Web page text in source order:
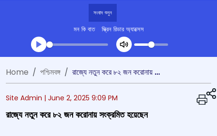
সংবাদ শুনুন
মন কি বাত স্ক্রিন রিডার অ্যাক্সেস
Transcript summary
প্লে করুন অডিও
Home পশ্চিমবঙ্গ রাজ্যে নতুন করে ৮২ জন করোনায় সংক্রমিত হয়েছেন
Site Admin | June 2, 2025 9:09 PM
রাজ্যে নতুন করে ৮২ জন করোনায় সংক্রমিত হয়েছেন